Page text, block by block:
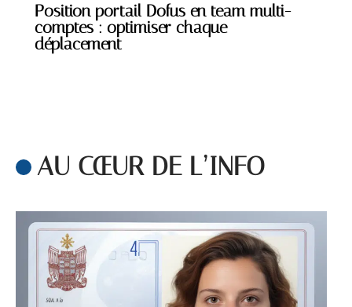
Position portail Dofus en team multi-
comptes : optimiser chaque
déplacement
AU CŒUR DE L’INFO